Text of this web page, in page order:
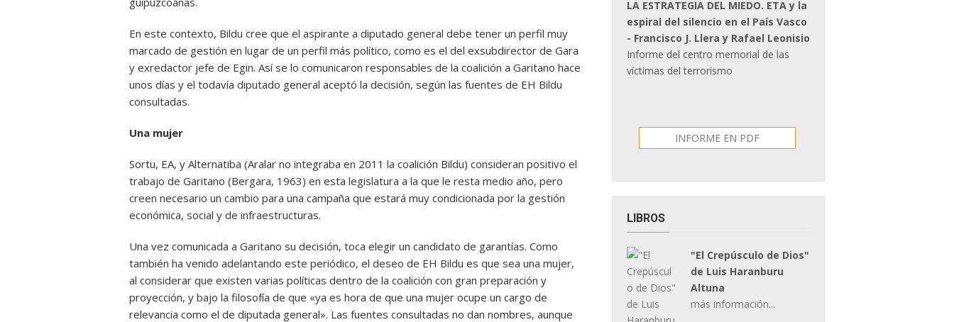
En este contexto, Bildu cree que el aspirante a diputado general debe tener un perfil muy
marcado de gestión en lugar de un perfil más político, como es el del exsubdirector de Gara
y exredactor jefe de Egin. Así se lo comunicaron responsables de la coalición a Garitano hace
unos días y el todavía diputado general aceptó la decisión, según las fuentes de EH Bildu
consultadas.
Una mujer
Sortu, EA, y Alternatiba (Aralar no integraba en 2011 la coalición Bildu) consideran positivo el
trabajo de Garitano (Bergara, 1963) en esta legislatura a la que le resta medio año, pero
creen necesario un cambio para una campaña que estará muy condicionada por la gestión
económica, social y de infraestructuras.
Una vez comunicada a Garitano su decisión, toca elegir un candidato de garantías. Como
también ha venido adelantando este periódico, el deseo de EH Bildu es que sea una mujer,
al considerar que existen varias políticas dentro de la coalición con gran preparación y
proyección, y bajo la filosofía de que «ya es hora de que una mujer ocupe un cargo de
relevancia como el de diputada general». Las fuentes consultadas no dan nombres, aunque
LA ESTRATEGIA DEL MIEDO. ETA y la
espiral del silencio en el País Vasco
- Francisco J. Llera y Rafael Leonisio
Informe del centro memorial de las
víctimas del terrorismo
INFORME EN PDF
LIBROS
"El Crepúsculo de Dios"
de Luis Haranburu
Altuna
más información...